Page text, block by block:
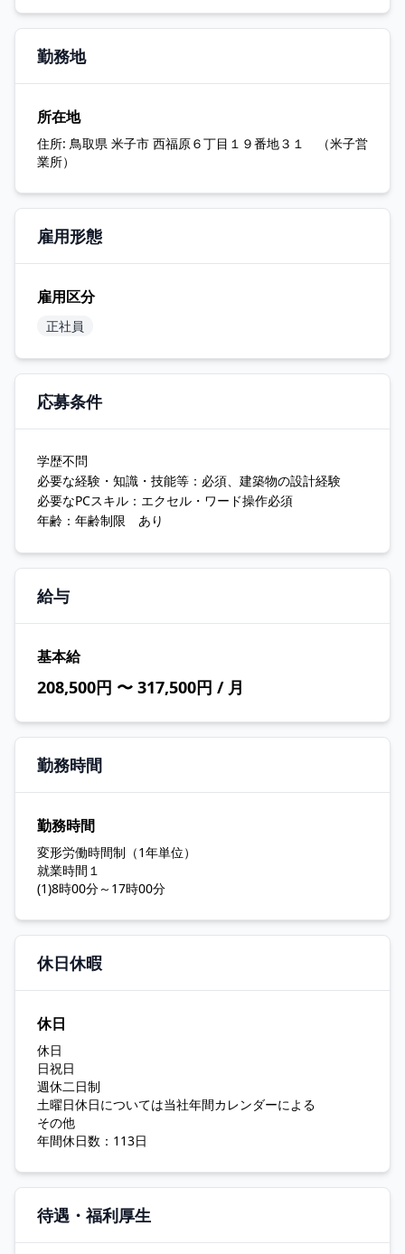
勤務地
所在地
住所: 鳥取県 米子市 西福原６丁目１９番地３１ （米子営
業所）
雇用形態
雇用区分
正社員
応募条件
学歴不問
必要な経験・知識・技能等：必須、建築物の設計経験
必要なPCスキル：エクセル・ワード操作必須
年齢：年齢制限 あり
給与
基本給
208,500円 〜 317,500円 / 月
勤務時間
勤務時間
変形労働時間制（1年単位）
就業時間１
(1)8時00分～17時00分
休日休暇
休日
休日
日祝日
週休二日制
土曜日休日については当社年間カレンダーによる
その他
年間休日数：113日
待遇・福利厚生